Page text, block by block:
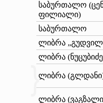
საბურთალო
ფილიალი)
საბურთალო
ლიბრა
ლიბრა
ლიბრა
ლიბრა